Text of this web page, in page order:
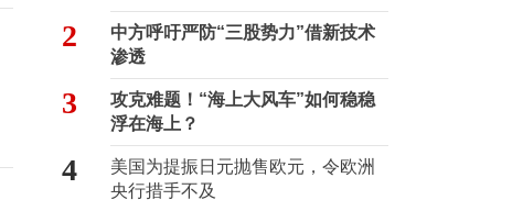
2
中方呼吁严防“三股势力”借新技术
渗透
3
攻克难题！“海上大风车”如何稳稳
浮在海上？
4
美国为提振日元抛售欧元，令欧洲
央行措手不及